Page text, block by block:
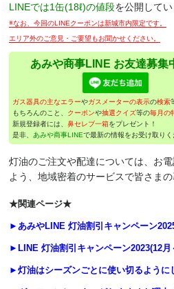
LINEでは1缶(18ℓ)の値段を公開してい
※なお、今回のLINEクーポンは新城市内限定です。
エリア外のご意見・ご要望もお聞かせください。
あみや商事LINE お友達募集
ガス器具の主なエラーやガスメーターの表示の検索
もちろんのこと、 クーポンや抽選クイズ等の毎月の
新規登録者には、 鼻セレブ一箱をプレゼント！
是非、 あみや商事LINEで最新の情報をお受け取りく
灯油のご注文や配達については、お
よう、地域密着のサービスで皆さま
★関連ページ★
►あみやLINE 灯油割引キャンペーン
►LINE 灯油割引キャンペーン2023(12月
►灯油はシーズンごとに使い切るように